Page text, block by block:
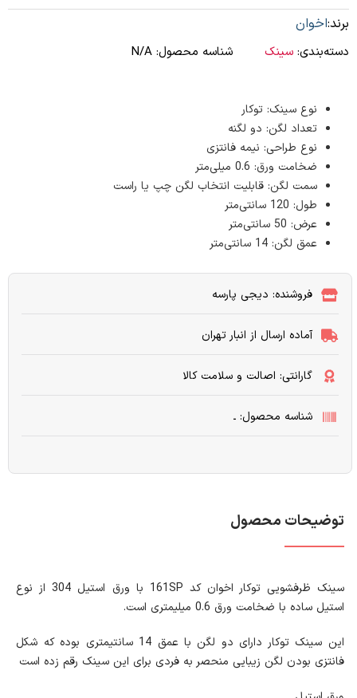
برند:اخوان
دسته‌بندی: سینک شناسه محصول: N/A
نوع سینک: توکار
تعداد لگن: دو لگنه
نوع طراحی: نیمه فانتزی
ضخامت ورق: 0.6 میلی‌متر
سمت لگن: قابلیت انتخاب لگن چپ یا راست
طول: 120 سانتی‌متر
عرض: 50 سانتی‌متر
عمق لگن: 14 سانتی‌متر
فروشنده: دیجی پارسه
آماده ارسال از انبار تهران
گارانتی: اصالت و سلامت کالا
شناسه محصول: ـ
توضیحات محصول
سینک ظرفشویی توکار اخوان کد 161SP با ورق استیل 304 از نوع
استیل ساده با ضخامت ورق 0.6 میلیمتری است.
این سینک توکار دارای دو لگن با عمق 14 سانتیمتری بوده که شکل
فانتزی بودن لگن زیبایی منحصر به فردی برای این سینک رقم زده است